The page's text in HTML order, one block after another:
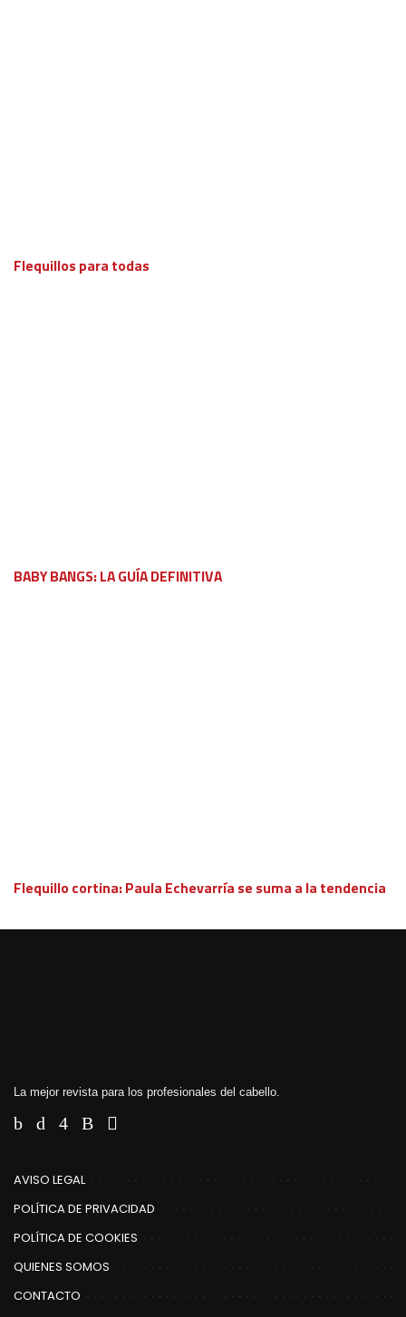
Flequillos para todas
BABY BANGS: LA GUÍA DEFINITIVA
Flequillo cortina: Paula Echevarría se suma a la tendencia
La mejor revista para los profesionales del cabello.
AVISO LEGAL
POLÍTICA DE PRIVACIDAD
POLÍTICA DE COOKIES
QUIENES SOMOS
CONTACTO